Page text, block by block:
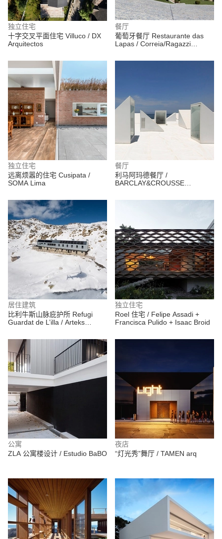
独立住宅
十字交叉平面住宅 Villuco / DX
Arquitectos
餐厅
葡萄牙餐厅 Restaurante das
Lapas / Correia/Ragazzi
独立住宅
远离烦嚣的住宅 Cusipata /
SOMA Lima
餐厅
利马阿玛德餐厅 /
BARCLAY&CROUSSE
居住建筑
比利牛斯山脉庇护所 Refugi
Guardat de L’illa / Arteks
Arquitectura i Paissatge
独立住宅
Roel 住宅 / Felipe Assadi +
Francisca Pulido + Isaac Broid
公寓
ZLA 公寓楼设计 / Estudio BaBO
夜店
“灯光秀”舞厅 / TAMEN arq